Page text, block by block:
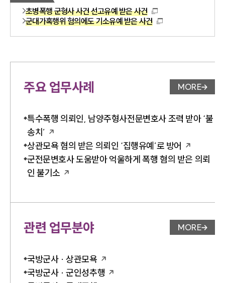
초병폭행 군형사 사건 선고유예 받은 사건
군대가혹행위 혐의에도 기소유예 받은 사건
주요 업무사례 업무사례
MORE
특수폭행 의뢰인, 남양주형사전문변호사 조력 받아 ‘불
송치’
상관모욕 혐의 받은 의뢰인 ‘집행유예’로 방어
군전문변호사 도움받아 억울하게 폭행 혐의 받은 의뢰
인 불기소
관련 업무분야 업무분야
MORE
국방군사 · 상관모욕
국방군사 · 군인성추행